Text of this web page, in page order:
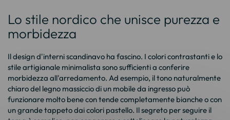
Lo stile nordico che unisce purezza e
morbidezza
Il design d'interni scandinavo ha fascino. I colori contrastanti e lo
stile artigianale minimalista sono sufficienti a conferire
morbidezza all'arredamento. Ad esempio, il tono naturalmente
chiaro del legno massiccio di un mobile da ingresso può
funzionare molto bene con tende completamente bianche o con
un grande tappeto dai colori pastello. Il segreto per seguire il